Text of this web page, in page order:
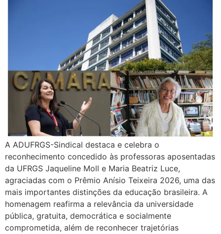
A ADUFRGS-Sindical destaca e celebra o
reconhecimento concedido às professoras aposentadas
da UFRGS Jaqueline Moll e Maria Beatriz Luce,
agraciadas com o Prêmio Anísio Teixeira 2026, uma das
mais importantes distinções da educação brasileira. A
homenagem reafirma a relevância da universidade
pública, gratuita, democrática e socialmente
comprometida, além de reconhecer trajetórias